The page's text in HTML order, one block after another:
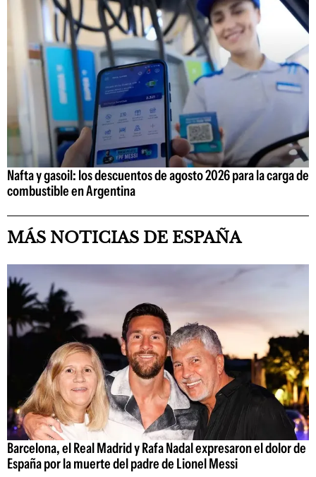
Nafta y gasoil: los descuentos de agosto 2026 para la carga de
combustible en Argentina
MÁS NOTICIAS DE ESPAÑA
Barcelona, el Real Madrid y Rafa Nadal expresaron el dolor de
España por la muerte del padre de Lionel Messi